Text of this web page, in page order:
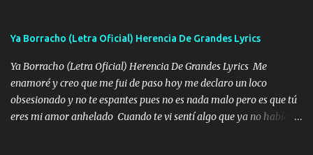
grande traemos la bandera 04 se oye por los radios y bien
ofrece también peleam'os bien atentó el compa huicho la corta al
cinto y radios colgados cuando salimos del rancho carros
blindándos y bien equipados no somos gente de problemas pero
defendemos muy bien nuestra tierra buena sombra nos cobija y el
Ya Borracho (Letra Oficial) Herencia De Grandes Lyrics
Ya Borracho (Letra Oficial) Herencia De Grandes Lyrics Me
enamoré y creo que me fui de paso hoy me declaro un loco
obsesionado y no te espantes pues no es nada malo pero es que tú
eres mi amor anhelado Cuando te vi sentí algo que ya no había